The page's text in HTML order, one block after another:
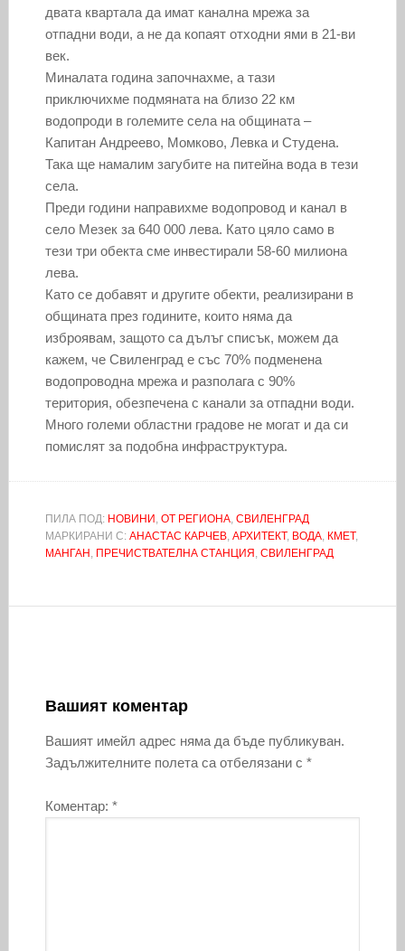
двата квартала да имат канална мрежа за
отпадни води, а не да копаят отходни ями в 21-ви
век.
Миналата година започнахме, а тази
приключихме подмяната на близо 22 км
водопроди в големите села на общината –
Капитан Андреево, Момково, Левка и Студена.
Така ще намалим загубите на питейна вода в тези
села.
Преди години направихме водопровод и канал в
село Мезек за 640 000 лева. Като цяло само в
тези три обекта сме инвестирали 58-60 милиона
лева.
Като се добавят и другите обекти, реализирани в
общината през годините, които няма да
изброявам, защото са дълъг списък, можем да
кажем, че Свиленград е със 70% подменена
водопроводна мрежа и разполага с 90%
територия, обезпечена с канали за отпадни води.
Много големи областни градове не могат и да си
помислят за подобна инфраструктура.
ПИЛА ПОД: НОВИНИ , ОТ РЕГИОНА, СВИЛЕНГРАД
МАРКИРАНИ С: АНАСТАС КАРЧЕВ, АРХИТЕКТ, ВОДА, КМЕТ,
МАНГАН , ПРЕЧИСТВАТЕЛНА СТАНЦИЯ , СВИЛЕНГРАД
Вашият коментар
Вашият имейл адрес няма да бъде публикуван.
Задължителните полета са отбелязани с *
Коментар: *